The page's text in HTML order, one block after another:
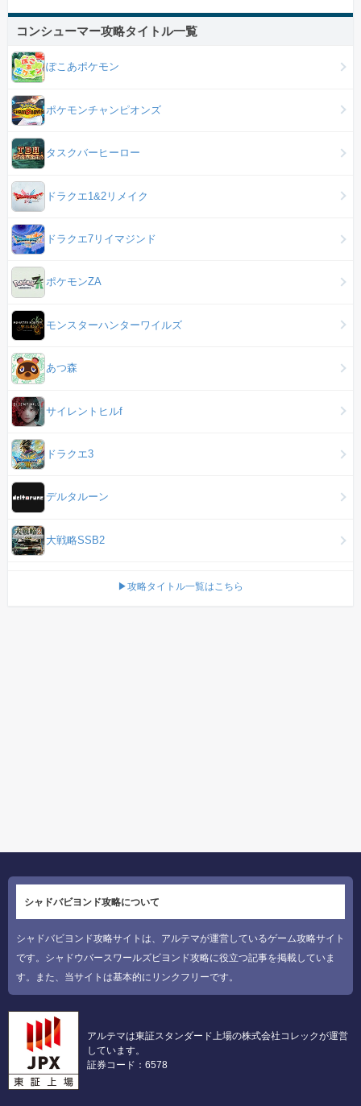
コンシューマー攻略タイトル一覧
ぽこあポケモン
ポケモンチャンピオンズ
タスクバーヒーロー
ドラクエ1&2リメイク
ドラクエ7リイマジンド
ポケモンZA
モンスターハンターワイルズ
あつ森
サイレントヒルf
ドラクエ3
デルタルーン
大戦略SSB2
▶攻略タイトル一覧はこちら
シャドバビヨンド攻略について
シャドバビヨンド攻略サイトは、アルテマが運営しているゲーム攻略サイト
です。シャドウバースワールズビヨンド攻略に役立つ記事を掲載していま
す。また、当サイトは基本的にリンクフリーです。
アルテマは東証スタンダード上場の株式会社コレックが運営
しています。
証券コード：6578